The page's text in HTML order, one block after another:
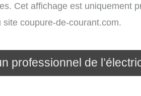
Cet affichage est uniquement
coupure-de-courant.com.
professionnel de